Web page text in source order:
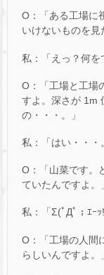
O：「ある工場に
いけないものを見
私：「えっ？何を
O：「工場と工場
すよ。深さが 1m
の・・・。」
私：「はい・・・
O：「山菜です。
ていたんですよ。」
私：「Σ(ﾟДﾟ；ｴｰｯ!
O：「工場の人間
らしいんですよ。」